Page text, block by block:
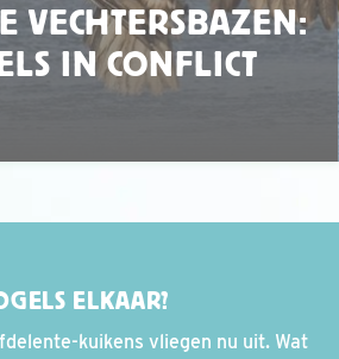
VECHTERSBAZEN:
IN CONFLICT
ELKAAR?
kuikens vliegen nu uit. Wat